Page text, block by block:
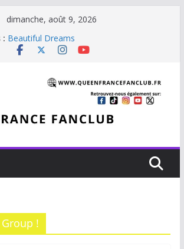
dimanche, août 9, 2026
: Beautiful Dreams
Glouttons For Punishment (1981)
Je vis avec Freddie Mercury
!